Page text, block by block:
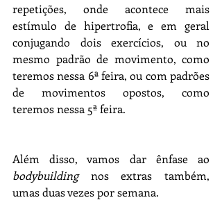
repetições, onde acontece mais
estímulo de hipertrofia, e em geral
conjugando dois exercícios, ou no
mesmo padrão de movimento, como
teremos nessa 6ª feira, ou com padrões
de movimentos opostos, como
teremos nessa 5ª feira.
bodybuilding nos extras também,
umas duas vezes por semana.